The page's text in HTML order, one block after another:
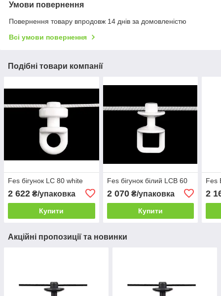
Умови повернення
Повернення товару впродовж 14 днів за домовленістю
Всі умови повернення
Подібні товари компанії
Fes бігунок LC 80 white
2 622 ₴/упаковка
Купити
Fes бігунок білий LCB 60
2 070₴/упаковка
Купити
Fes
2
Акційні пропозиції та новинки